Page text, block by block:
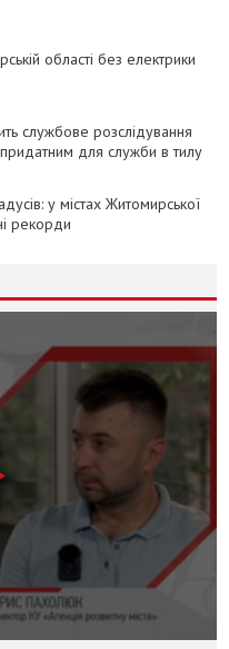
області без електрики
службове розслідування
для служби в тилу
у містах Житомирської
рекорди